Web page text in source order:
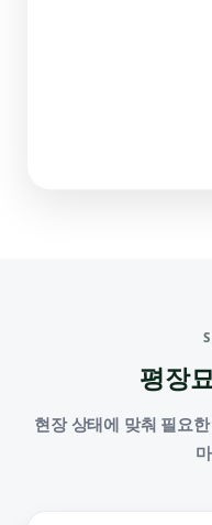
평장
현장 상태에 맞춰 필요